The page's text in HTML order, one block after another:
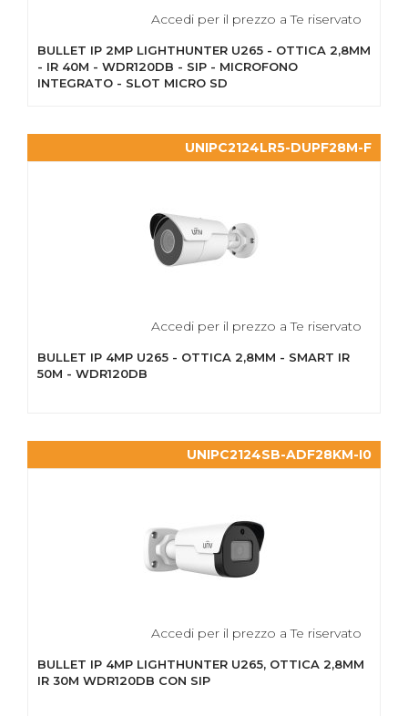
Accedi per il prezzo a Te riservato
BULLET IP 2MP LIGHTHUNTER U265 - OTTICA 2,8MM
- IR 40M - WDR120DB - SIP - MICROFONO
INTEGRATO - SLOT MICRO SD
UNIPC2124LR5-DUPF28M-F
Accedi per il prezzo a Te riservato
BULLET IP 4MP U265 - OTTICA 2,8MM - SMART IR
50M - WDR120DB
UNIPC2124SB-ADF28KM-I0
Accedi per il prezzo a Te riservato
BULLET IP 4MP LIGHTHUNTER U265, OTTICA 2,8MM
IR 30M WDR120DB CON SIP